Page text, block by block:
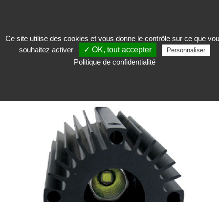
Exposer>Vitrine d'exposition>Accessoires pour vitrines Générateur LED
Ce site utilise des cookies et vous donne le contrôle sur ce que
souhaitez activer
✓ OK, tout accepter Personnaliser
Politique de confidentialité